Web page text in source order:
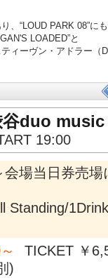
、“LOUD PARK 08”に
LOADED”と
ィーヴン・アドラー（
谷duo
19:00
会場当日券売場
Standing/1Drink
TICKET ￥
)